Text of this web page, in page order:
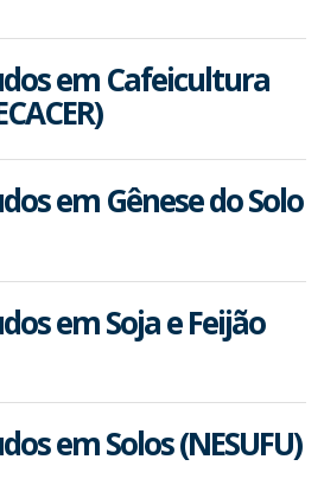
em Cafeicultura
em Gênese do Solo
em Soja e Feijão
em Solos (NESUFU)